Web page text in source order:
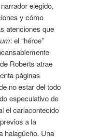
elegido,
y cómo
atenciones que
: el “héroe”
Roberts atrae
páginas
no estar del todo
especulativo de
el cariacontecido
a la
halagüeño. Una